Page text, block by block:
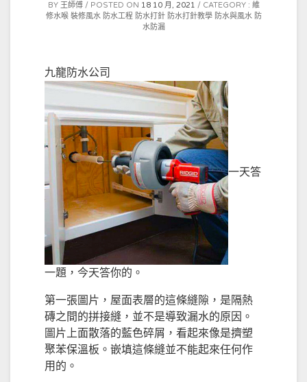
BY 王師傅 POSTED ON 18 10 月, 2021 CATEGORY : 維
修水喉 裝修風水 防水工程 防水打針 防水打針教學 防水與風水 防
水防漏
九龍防水公司
一天答
一題，今天答你的。
第一張圖片，屋面表層的這條縫隙，是隔熱
磚之間的拼接縫，並不是導致漏水的原因。
圖片上面散落的藍色碎屑，看起來像是擠塑
聚苯保溫板。嵌填這條縫並不能起來任何作
用的。